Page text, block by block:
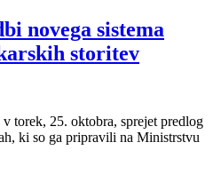
novega sistema
storitev
torek, 25. oktobra, sprejet predlog
ki so ga pripravili na Ministrstvu